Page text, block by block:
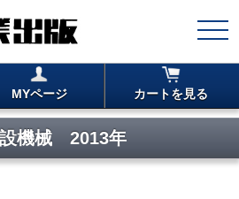
MYページ カートを見る
機械 2013年